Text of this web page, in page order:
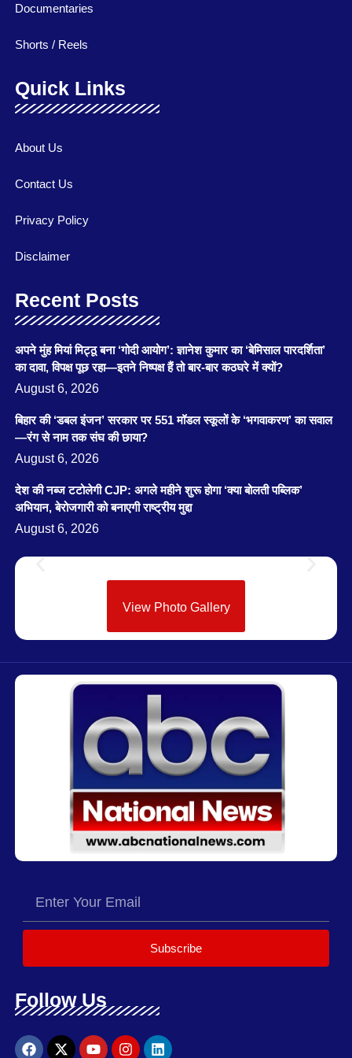
Documentaries
Shorts / Reels
Quick Links
About Us
Contact Us
Privacy Policy
Disclaimer
Recent Posts
अपने मुंह मियां मिट्ठू बना ‘गोदी आयोग’: ज्ञानेश कुमार का ‘बेमिसाल पारदर्शिता’
का दावा, विपक्ष पूछ रहा—इतने निष्पक्ष हैं तो बार-बार कठघरे में क्यों?
August 6, 2026
बिहार की ‘डबल इंजन’ सरकार पर 551 मॉडल स्कूलों के ‘भगवाकरण’ का सवाल
—रंग से नाम तक संघ की छाया?
August 6, 2026
देश की नब्ज टटोलेगी CJP: अगले महीने शुरू होगा ‘क्या बोलती पब्लिक’
अभियान, बेरोजगारी को बनाएगी राष्ट्रीय मुद्दा
August 6, 2026
View Photo Gallery
Subscribe
Follow Us